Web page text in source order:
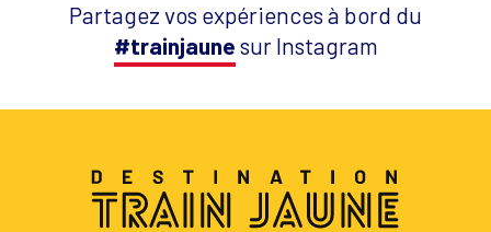
Partagez vos expériences à bord du
#trainjaune sur Instagram